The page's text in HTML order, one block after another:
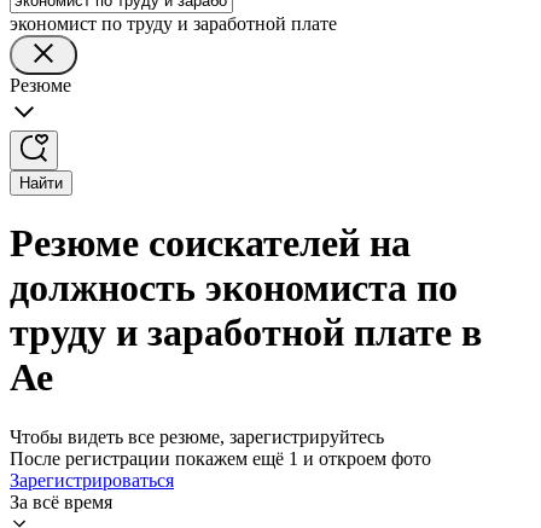
экономист по труду и заработной плате
Резюме
Найти
Резюме соискателей на
должность экономиста по
труду и заработной плате в
Ае
Чтобы видеть все резюме, зарегистрируйтесь
После регистрации покажем ещё 1 и откроем фото
Зарегистрироваться
За всё время